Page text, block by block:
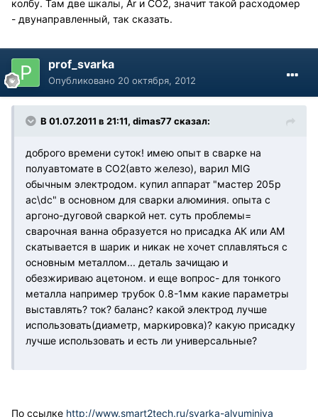
колбу. Там две шкалы, Ar и СО2, значит такой расходомер
- двунаправленный, так сказать.
prof_svarka
Опубликовано 20 октября, 2012
В 01.07.2011 в 21:11, dimas77 сказал:
доброго времени суток! имею опыт в сварке на
полуавтомате в CO2(авто железо), варил MIG
обычным электродом. купил аппарат "мастер 205р
ас\dc" в основном для сварки алюминия. опыта с
аргоно-дуговой сваркой нет. суть проблемы=
сварочная ванна образуется но присадка АК или АМ
скатывается в шарик и никак не хочет сплавляться с
основным металлом... деталь зачищаю и
обезжириваю ацетоном. и еще вопрос- для тонкого
металла например трубок 0.8-1мм какие параметры
выставлять? ток? баланс? какой электрод лучше
использовать(диаметр, маркировка)? какую присадку
лучше использовать и есть ли универсальные?
По ссылке http://www.smart2tech.ru/svarka-alyuminiya